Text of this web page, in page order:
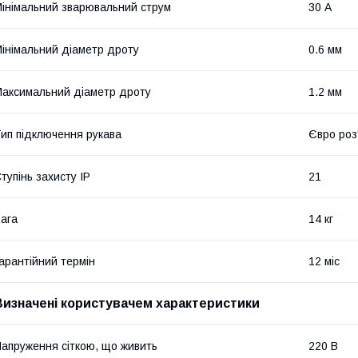
зварювальний струм 30 А
діаметр дроту 0.6 мм
діаметр дроту 1.2 мм
підключення рукава Євро
захисту IP 21
14 кг
термін 12 міс
користувачем характеристики
сіткою, що живить 220 В